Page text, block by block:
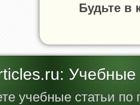
Будьте в
Учебные
учебные статьи по